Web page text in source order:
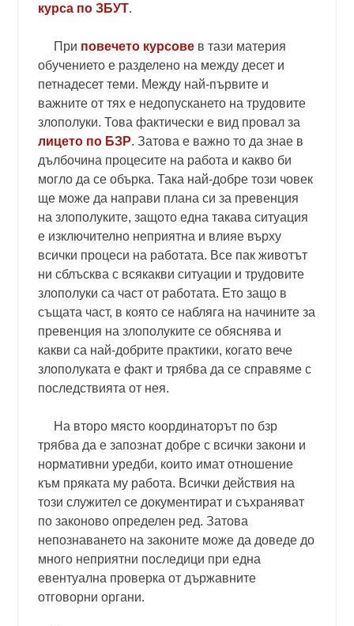
курса по ЗБУТ.
При повечето курсове в тази материя
обучението е разделено на между десет и
петнадесет теми. Между най-първите и
важните от тях е недопускането на трудовите
злополуки. Това фактически е вид провал за
лицето по БЗР. Затова е важно то да знае в
дълбочина процесите на работа и какво би
могло да се обърка. Така най-добре този човек
ще може да направи плана си за превенция
на злополуките, защото една такава ситуация
е изключително неприятна и влияе върху
всички процеси на работата. Все пак животът
ни сблъсква с всякакви ситуации и трудовите
злополуки са част от работата. Ето защо в
същата част, в която се набляга на начините за
превенция на злополуките се обяснява и
какви са най-добрите практики, когато вече
злополуката е факт и трябва да се справяме с
последствията от нея.
На второ място координаторът по бзр
трябва да е запознат добре с всички закони и
нормативни уредби, които имат отношение
към пряката му работа. Всички действия на
този служител се документират и съхраняват
по законово определен ред. Затова
непознаването на законите може да доведе до
много неприятни последици при една
евентуална проверка от държавните
отговорни органи.